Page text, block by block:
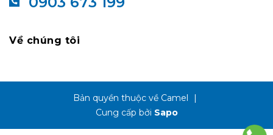
Về chúng tôi
Bản quyền thuộc về Camel
|
Cung cấp bởi Sapo